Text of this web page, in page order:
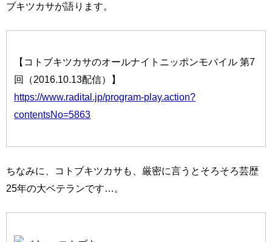
ブキツカサが語ります。
【コトブキツカサのオールナイトニッポンモバイル 第7
回（2016.10.13配信）】
https://www.radital.jp/program-play.action?
contentsNo=5863
ちなみに、コトブキツカサも、厳密に言うとそろそろ芸歴
25年の大ベテランです…。